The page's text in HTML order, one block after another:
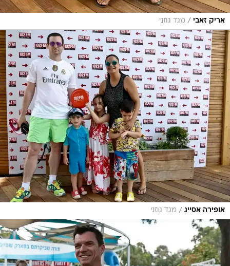
אריק זאבי / מגד גוזני
אופירה אסייג / מגד גוזני